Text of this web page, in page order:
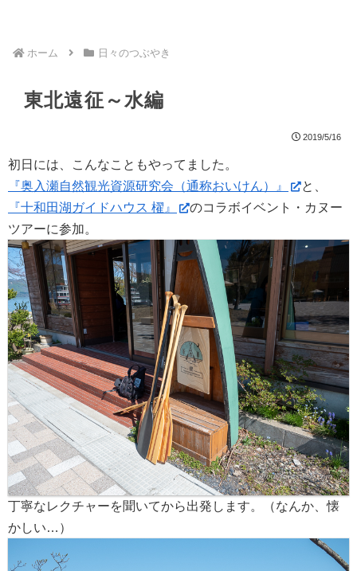
ホーム 日々のつぶやき
東北遠征～水編
2019/5/16
初日には、こんなこともやってました。
『奥入瀬自然観光資源研究会（通称おいけん） 』
と、
『十和田湖ガイドハウス 櫂 』
のコラボイベント・カヌー
ツアーに参加。
丁寧なレクチャーを聞いてから出発します。（なんか、懐
かしい…）